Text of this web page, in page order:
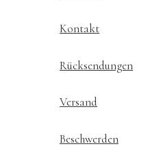
Kontakt
Rücksendungen
Versand
Beschwerden